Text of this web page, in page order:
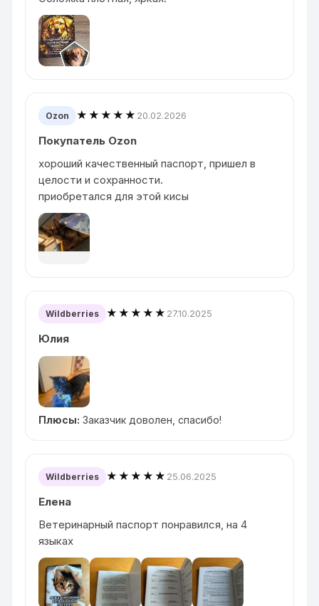
Ozon ★★★★★ 20.02.2026
Покупатель Ozon
хороший качественный паспорт, пришел в
целости и сохранности.
приобретался для этой кисы
Wildberries ★★★★★ 27.10.2025
Юлия
Плюсы: Заказчик доволен, спасибо!
Wildberries ★★★★★ 25.06.2025
Елена
Ветеринарный паспорт понравился, на 4
языках